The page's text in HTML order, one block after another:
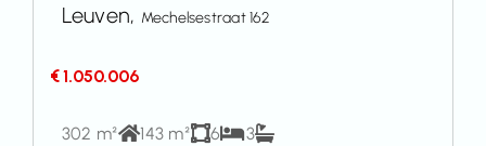
Leuven, Mechelsestraat 162
€ 1.050.006
302 m² 143 m² 6 3